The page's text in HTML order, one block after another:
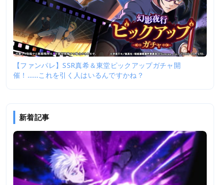
【ファンパレ】SSR真希＆東堂ピックアップガチャ開
催！……これを引く人はいるんですかね？
新着記事